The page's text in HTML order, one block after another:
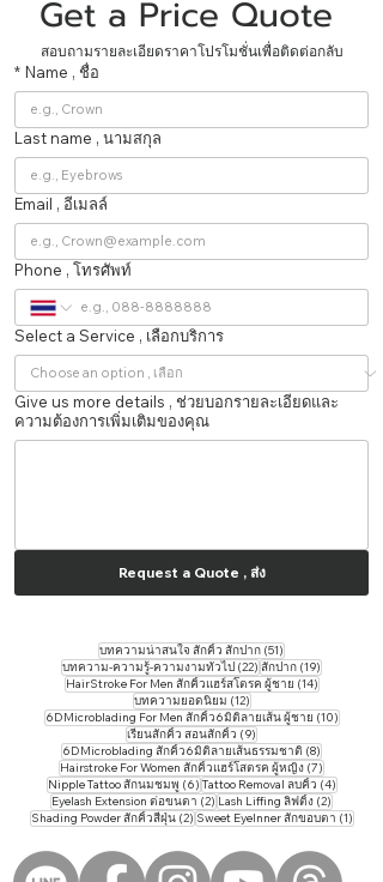
สอบถามรายละเอียดราคาโปรโมชั่นเพื่อติดต่อกลับ
* Name , ชื่อ
Last name , นามสกุล
Email , อีเมลล์
Phone , โทรศัพท์
Select a Service , เลือกบริการ
Give us more details , ช่วยบอกรายละเอียดและ
ความต้องการเพิ่มเติมของคุณ
Request a Quote , ส่ง
บทความน่าสนใจ สักคิ้ว สักปาก (51)51 กระทู้
บทความ-ความรู้-ความงามทั่วไป (22)22 กระทู้
สักปาก (19)19 กระทู้
HairStroke For Men สักคิ้วแฮร์สโตรค ผู้ชาย (14)14 กระทู้
บทความยอดนิยม (12)12 กระทู้
6DMicroblading For Men สักคิ้ว6มิติลายเส้น ผู้ชาย (10)10 กระทู้
เรียนสักคิ้ว สอนสักคิ้ว (9)9 กระทู้
6DMicroblading สักคิ้ว6มิติลายเส้นธรรมชาติ (8)8 กระทู้
Hairstroke For Women สักคิ้วแฮร์โสตรค ผู้หญิง (7)7 กระทู้
Nipple Tattoo สักนมชมพู (6)6 กระทู้
Tattoo ​Removal ลบคิ้ว (4)4 กระทู้
Eyelash Extension ต่อขนตา (2)2 กระทู้
Lash Liffing ลิฟติ้ง (2)2 กระทู้
Shading Powder สักคิ้วสีฝุ่น (2)2 กระทู้
Sweet EyeInner สักขอบตา (1)1 กระทู้